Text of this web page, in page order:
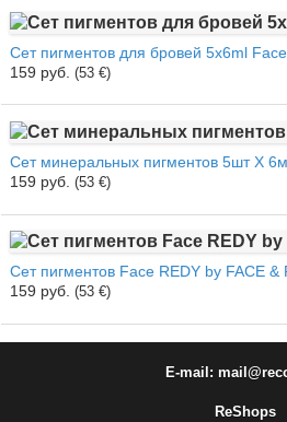
Сет пигментов для бровей 5х6ml
159 руб. (53 €)
Сет минеральных пигментов 5шт Х
159 руб. (53 €)
Сет пигментов Face REDY by FACE &
159 руб. (53 €)
E-mail:
ReShops